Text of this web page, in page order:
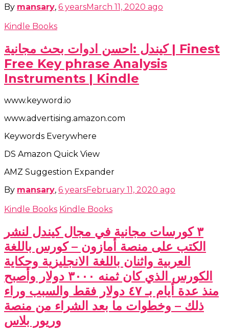
By mansary, 6 yearsMarch 11, 2020 ago
Kindle Books
كيندل :احسن ادوات بحث مجانية | Finest
Free Key phrase Analysis
Instruments | Kindle
www.keyword.io
www.advertising.amazon.com
Keywords Everywhere
DS Amazon Quick View
AMZ Suggestion Expander
By mansary, 6 yearsFebruary 11, 2020 ago
Kindle Books Kindle Books
٣ كورسات مجانية في مجال كيندل لنشر
الكتب على منصة أمازون – كورس باللغة
العربية واثنان باللغة الانجليزية وحكاية
الكورس الذي كان ثمنه ٣٠٠٠ دولار وأصبح
منذ عدة أيام بـ ٤٧ دولار فقط والسبب وراء
ذلك – وخطوات ما بعد الشراء من منصة
وريور بلاس